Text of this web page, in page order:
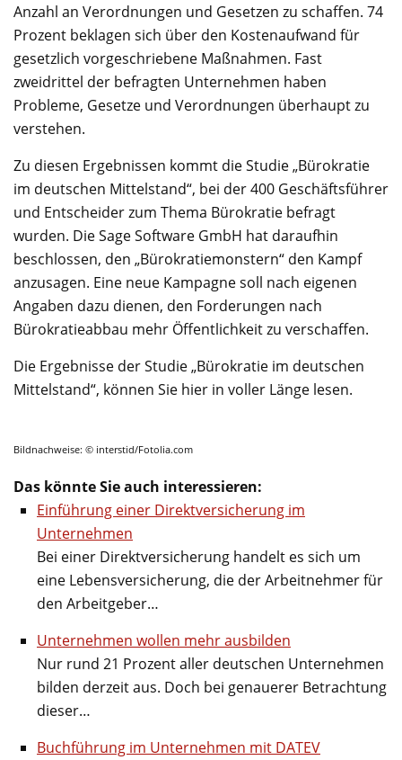
Anzahl an Verordnungen und Gesetzen zu schaffen. 74
Prozent beklagen sich über den Kostenaufwand für
gesetzlich vorgeschriebene Maßnahmen. Fast
zweidrittel der befragten Unternehmen haben
Probleme, Gesetze und Verordnungen überhaupt zu
verstehen.
Zu diesen Ergebnissen kommt die Studie „Bürokratie
im deutschen Mittelstand“, bei der 400 Geschäftsführer
und Entscheider zum Thema Bürokratie befragt
wurden. Die Sage Software GmbH hat daraufhin
beschlossen, den „Bürokratiemonstern“ den Kampf
anzusagen. Eine neue Kampagne soll nach eigenen
Angaben dazu dienen, den Forderungen nach
Bürokratieabbau mehr Öffentlichkeit zu verschaffen.
Die Ergebnisse der Studie „Bürokratie im deutschen
Mittelstand“, können Sie hier in voller Länge lesen.
Bildnachweise: © interstid/Fotolia.com
Das könnte Sie auch interessieren:
Einführung einer Direktversicherung im
Unternehmen
Bei einer Direktversicherung handelt es sich um
eine Lebensversicherung, die der Arbeitnehmer für
den Arbeitgeber…
Unternehmen wollen mehr ausbilden
Nur rund 21 Prozent aller deutschen Unternehmen
bilden derzeit aus. Doch bei genauerer Betrachtung
dieser…
Buchführung im Unternehmen mit DATEV